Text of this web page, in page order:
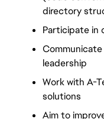
directory
Participate in
leadership
Work with A-
solutions
Aim to